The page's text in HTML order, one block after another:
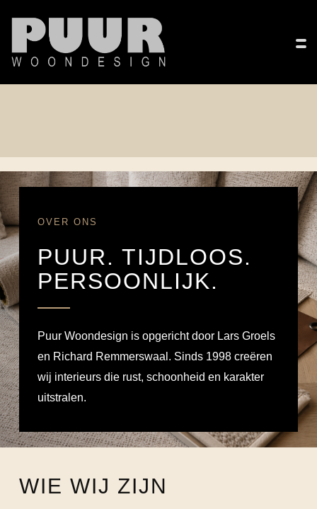
OVER ONS
PUUR. TIJDLOOS.
PERSOONLIJK.
Puur Woondesign is opgericht door Lars Groels
en Richard Remmerswaal. Sinds 1998 creëren
wij interieurs die rust, schoonheid en karakter
uitstralen.
WIE WIJ ZIJN